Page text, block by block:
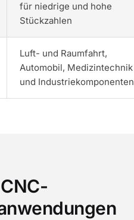
für niedrige und hohe
Stückzahlen
Luft- und Raumfahrt,
Automobil, Medizintechnik
und Industriekomponenten